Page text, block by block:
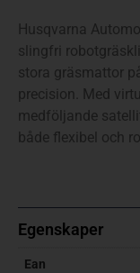
Husqvarna
slingfri
stora gräsmattor
precision. Med
medföljande
både flexibel och
Egenskaper
Ean